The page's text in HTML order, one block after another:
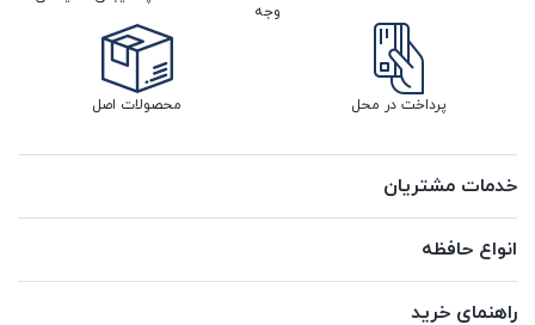
وجه
پرداخت در محل محصولات اصل
خدمات مشتریان
انواع حافظه
راهنمای خرید